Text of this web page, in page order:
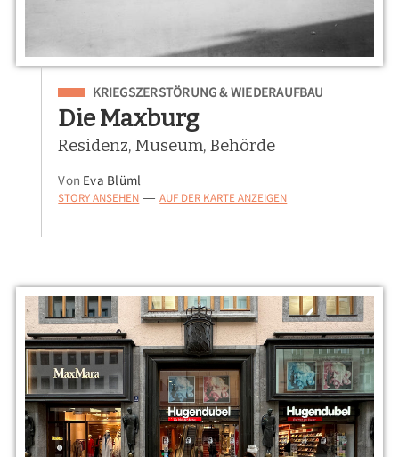
Eingeordnet unter
KRIEGSZERSTÖRUNG & WIEDERAUFBAU
Die Maxburg
Residenz, Museum, Behörde
Von Eva Blüml
STORY ANSEHEN — AUF DER KARTE ANZEIGEN